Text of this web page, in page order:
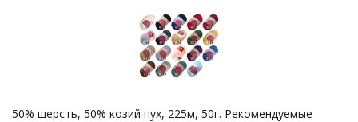
50% шерсть, 50% козий пух, 225м, 50г. Рекомендуемые